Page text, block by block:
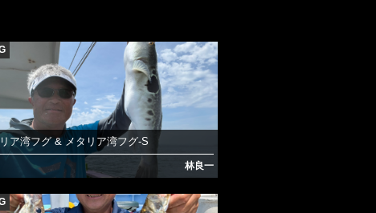
ア湾フグ & メタリア湾フグ-S
林良一